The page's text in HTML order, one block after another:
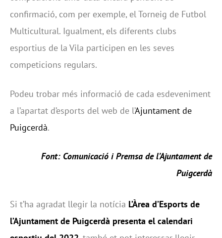
confirmació, com per exemple, el Torneig de Futbol
Multicultural. Igualment, els diferents clubs
esportius de la Vila participen en les seves
competicions regulars.
Podeu trobar més informació de cada esdeveniment
a l’apartat d’esports del web de l’Ajuntament de
Puigcerdà.
Font: Comunicació i Premsa de l’Ajuntament de
Puigcerdà
Si t’ha agradat llegir la notícia L’Àrea d’Esports de
l’Ajuntament de Puigcerdà presenta el calendari